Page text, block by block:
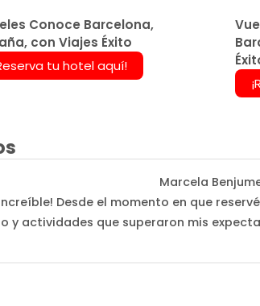
Conoce Barcelona,
con Viajes Éxito
tu hotel aquí!
Marcela
Desde el momento en que
actividades que superaron mis